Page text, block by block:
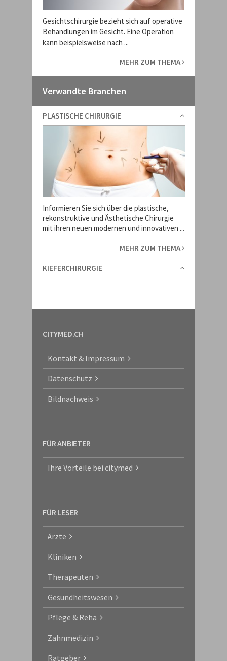
Gesichtschirurgie bezieht sich auf operative
Behandlungen im Gesicht. Eine Operation
kann beispielsweise nach ...
MEHR ZUM THEMA
Verwandte Branchen
PLASTISCHE CHIRURGIE
Informieren Sie sich über die plastische,
rekonstruktive und Ästhetische Chirurgie
mit ihren neuen modernen und innovativen ...
MEHR ZUM THEMA
KIEFERCHIRURGIE
CITYMED.CH
Kontakt & Impressum
Datenschutz
Bildnachweis
FÜR ANBIETER
Ihre Vorteile bei citymed
FÜR LESER
Ärzte
Kliniken
Therapeuten
Gesundheitswesen
Pflege & Reha
Zahnmedizin
Ratgeber